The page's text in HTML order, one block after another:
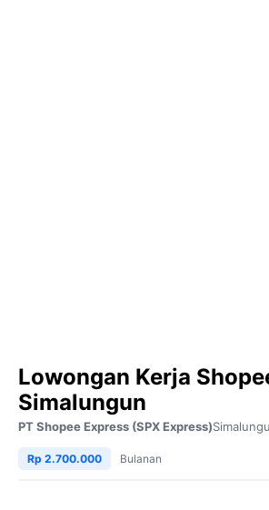
Lowongan Kerja
Simalungun
PT Shopee Express (SPX Express)
Rp 2.700.000 Bulanan